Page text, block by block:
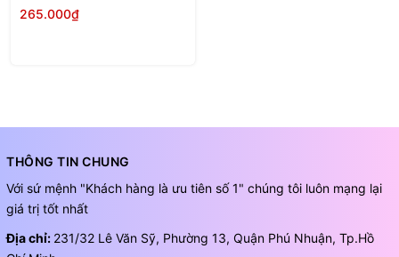
265.000₫
THÔNG TIN CHUNG
Với sứ mệnh "Khách hàng là ưu tiên số 1" chúng tôi luôn mạng lại
giá trị tốt nhất
Địa chỉ: 231/32 Lê Văn Sỹ, Phường 13, Quận Phú Nhuận, Tp.Hồ